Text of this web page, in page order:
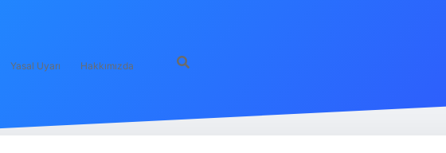
Yasal Uyarı Hakkımızda